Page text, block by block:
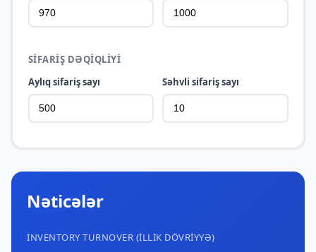
SIFARIŞ DƏQIQLIYI
Aylıq sifariş sayı
Səhvli sifariş sayı
Nəticələr
INVENTORY TURNOVER (ILLIK DÖVRIYYƏ)